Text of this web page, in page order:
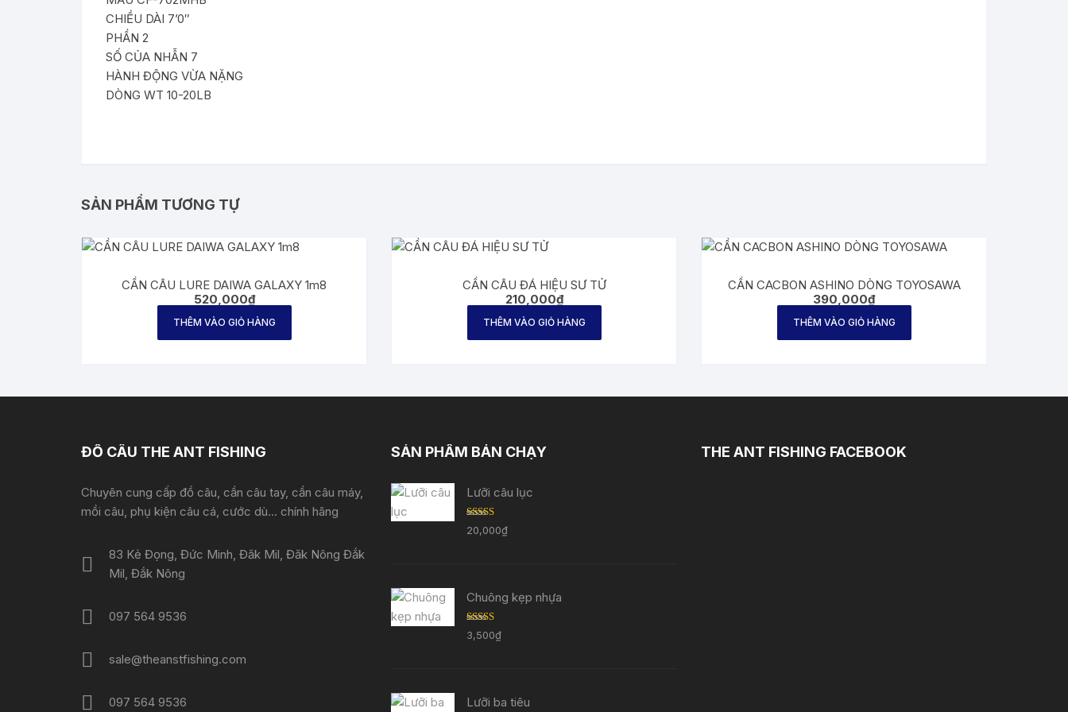
CHIỀU DÀI 7’0″
PHẦN 2
SỐ CỦA NHẪN 7
HÀNH ĐỘNG VỪA NẶNG
DÒNG WT 10-20LB
SẢN PHẨM TƯƠNG TỰ
CẦN CÂU LURE DAIWA GALAXY 1m8
520,000₫
THÊM VÀO GIỎ HÀNG
CẦN CÂU ĐÁ HIỆU SƯ TỬ
210,000₫
THÊM VÀO GIỎ HÀNG
CẦN CACBON ASHINO DÒNG TOYOSAWA
390,000₫
THÊM VÀO GIỎ HÀNG
ĐỒ CÂU THE ANT FISHING
Chuyên cung cấp đồ câu, cần câu tay, cần câu máy,
mồi câu, phụ kiện câu cá, cước dù... chính hãng
83 Kẻ Đọng, Đức Minh, Đăk Mil, Đăk Nông Đắk
Mil, Đắk Nông
097 564 9536
sale@theanstfishing.com
097 564 9536
SẢN PHẨM BÁN CHẠY
Lưỡi câu lục
Được
xếp
20,000₫
Chuông kẹp nhựa
Được
xếp
3,500₫
Lưỡi ba tiêu
THE ANT FISHING FACEBOOK